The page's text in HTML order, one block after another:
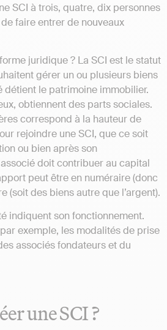
SCI à trois, quatre, dix personnes
faire entrer de nouveaux
juridique ? La SCI est le statut
gérer un ou plusieurs biens
détient le patrimoine immobilier.
obtiennent des parts sociales.
correspond à la hauteur de
rejoindre une SCI, que ce soit
ou bien après son
doit contribuer au capital
peut être en numéraire (donc
(soit des biens autre que l’argent).
indiquent son fonctionnement.
exemple, les modalités de prise
associés fondateurs et du
une SCI ?